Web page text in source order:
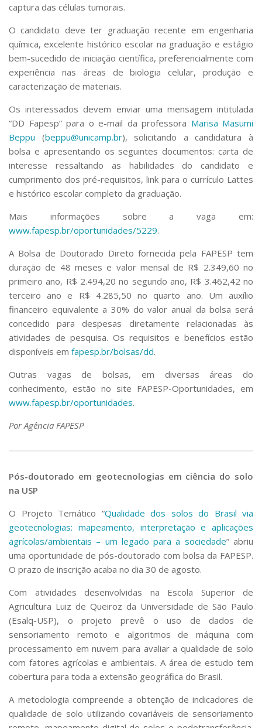
captura das células tumorais.
O candidato deve ter graduação recente em engenharia
química, excelente histórico escolar na graduação e estágio
bem-sucedido de iniciação científica, preferencialmente com
experiência nas áreas de biologia celular, produção e
caracterização de materiais.
Os interessados devem enviar uma mensagem intitulada
“DD Fapesp” para o e-mail da professora Marisa Masumi
Beppu (beppu@unicamp.br), solicitando a candidatura à
bolsa e apresentando os seguintes documentos: carta de
interesse ressaltando as habilidades do candidato e
cumprimento dos pré-requisitos, link para o currículo Lattes
e histórico escolar completo da graduação.
Mais informações sobre a vaga em:
www.fapesp.br/oportunidades/5229.
A Bolsa de Doutorado Direto fornecida pela FAPESP tem
duração de 48 meses e valor mensal de R$ 2.349,60 no
primeiro ano, R$ 2.494,20 no segundo ano, R$ 3.462,42 no
terceiro ano e R$ 4.285,50 no quarto ano. Um auxílio
financeiro equivalente a 30% do valor anual da bolsa será
concedido para despesas diretamente relacionadas às
atividades de pesquisa. Os requisitos e benefícios estão
disponíveis em fapesp.br/bolsas/dd.
Outras vagas de bolsas, em diversas áreas do
conhecimento, estão no site FAPESP-Oportunidades, em
www.fapesp.br/oportunidades.
Por Agência FAPESP
Pós-doutorado em geotecnologias em ciência do solo
na USP
O Projeto Temático “Qualidade dos solos do Brasil via
geotecnologias: mapeamento, interpretação e aplicações
agrícolas/ambientais – um legado para a sociedade” abriu
uma oportunidade de pós-doutorado com bolsa da FAPESP.
O prazo de inscrição acaba no dia 30 de agosto.
Com atividades desenvolvidas na Escola Superior de
Agricultura Luiz de Queiroz da Universidade de São Paulo
(Esalq-USP), o projeto prevê o uso de dados de
sensoriamento remoto e algoritmos de máquina com
processamento em nuvem para avaliar a qualidade de solo
com fatores agrícolas e ambientais. A área de estudo tem
cobertura para toda a extensão geográfica do Brasil.
A metodologia compreende a obtenção de indicadores de
qualidade de solo utilizando covariáveis de sensoriamento